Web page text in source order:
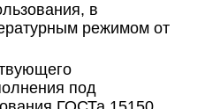
в
режимом от
под